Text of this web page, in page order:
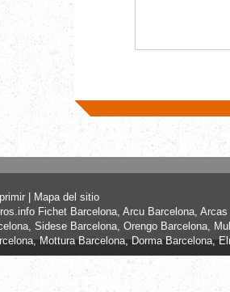
Mapa del sitio
Fichet Barcelona, Arcu Barcelona, Arcas
Sidese Barcelona, Orengo Barcelona,
Mottura Barcelona, Dorma Barcelona,